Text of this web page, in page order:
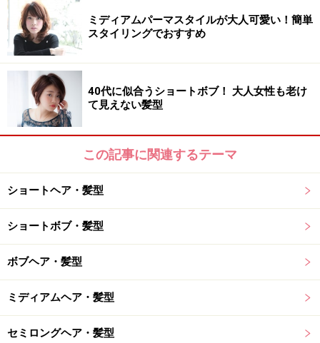
トレンド先取り！ソフト＆ネオウルフヘア5
選
これまでのクールでカッコイイイメージに、フェミニン
さをプラスしたネオウルフ。かわいい上、長めえり足で
小顔効果もあるから今大人気！
マッシュ＋えり足のソフトウルフ
ウルフ初心者さんは、今のマッシュベースにえり足を伸
ばしたこんなデザインはいかが？首筋に毛先を残すこと
▼参考記事
・ハネ感がかわいい大人の黒がみマッシュ
ミディアムパーマスタイルが大人可愛い！簡単
スタイリングでおすすめ
40代に似合うショートボブ！ 大人女性も老け
て見えない髪型
この記事に関連するテーマ
ショートヘア・髪型
ショートボブ・髪型
ボブヘア・髪型
ミディアムヘア・髪型
セミロングヘア・髪型